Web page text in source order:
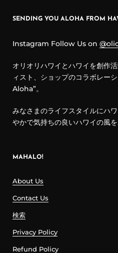
SENDING YOU ALOHA FROM
Instagram Follow Us on
オリオリハワイとハワイを創作
ィスト、ショップのコラボレー
Aloha”。
みなさまのライフスタイルにハ
やかで気持ちの良いハワイの風を
MAHALO!
About Us
Contact Us
検索
Privacy Policy
Refund Policy